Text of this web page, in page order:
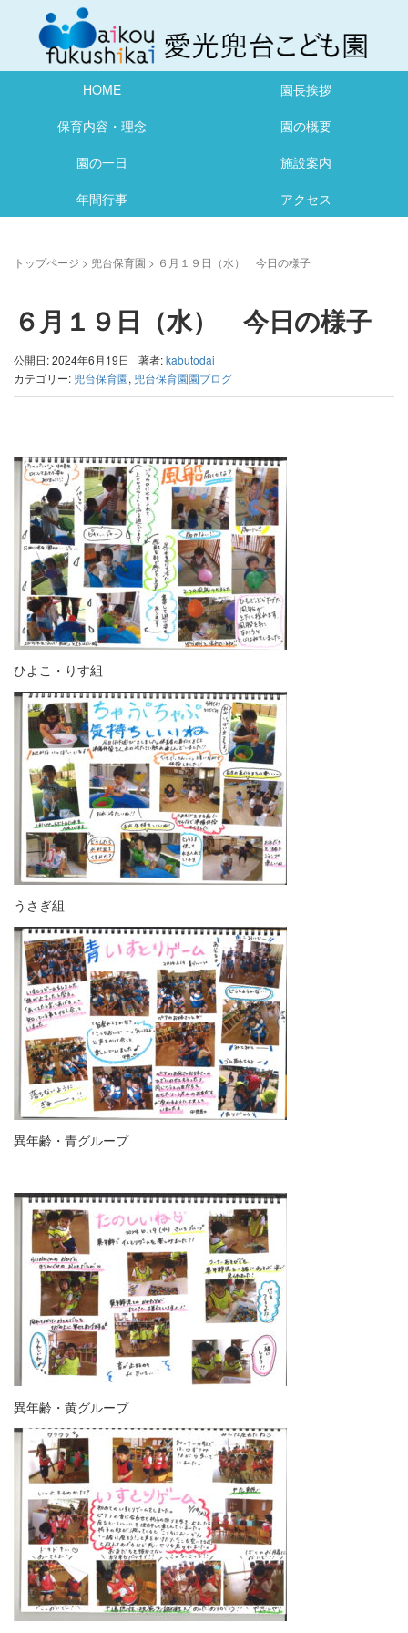
HOME
園長挨拶
保育内容・理念
園の概要
園の一日
施設案内
年間行事
アクセス
トップページ > 兜台保育園 > ６月１９日（水） 今日の様子
６月１９日（水） 今日の様子
公開日: 2024年6月19日 著者:kabutodai
カテゴリー: 兜台保育園, 兜台保育園園ブログ
ひよこ・りす組
うさぎ組
異年齢・青グループ
異年齢・黄グループ